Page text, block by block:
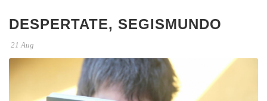
DESPERTATE, SEGISMUNDO
21 Aug